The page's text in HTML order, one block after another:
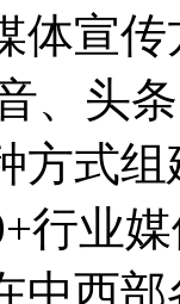
体宣
、头
方式
行业
中西